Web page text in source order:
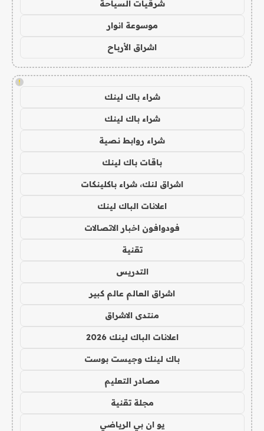
شرقيات السياحة
موسوعة انوار
اشراق الأرباح
!
شراء باك لينك
شراء باك لينك
شراء روابط نصية
باقات باك لينك
اشراق لنك، شراء باكلينكات
اعلانات الباك لينك
فودوافون اخبار الاتصالات
تقنية
التدريس
اشراق العالم عالم كبير
منتدى الاشراق
اعلانات الباك لينك 2026
باك لينك وجيست بوست
مصادر التعليم
مجلة تقنية
يو ان بي الرياضي